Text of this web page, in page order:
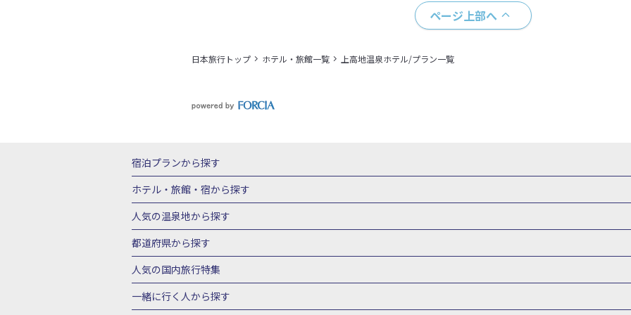
ページ上部へ
日本旅行トップ ホテル・旅館一覧 上高地温泉ホテル/プラン一覧
宿泊プランから探す
北海道
東北 青森県
栃木県
群馬県 北陸 富山県 石川県 福井県 甲信越 山梨県 新潟県 長野県 東海 静岡県
三重県
近畿 滋賀県 京都府 大阪府 兵庫県 奈良県 和歌山県 四国 徳島県 高知県 香川県
岡山県
広島県
ホテル・旅館・宿から探す
北海道ホテル・旅館
山形県ホテル・旅館
福島県ホテル・旅館 東京都ホテル・旅館 神奈川県ホテル・旅館
埼玉県ホ
千葉県ホテル・旅館
茨城県ホテル・旅館 栃木県ホテル・旅館 群馬県ホテル・旅館
富山県ホテ
石川県ホテル・旅館
静岡県ホテル・旅館
京都府ホテル・旅館
大阪府ホテル・旅館 兵庫県ホテル・旅館 奈良県ホテル・旅館 和歌山県ホテル・
人気の温泉地から探す
北海道
湯の川温泉(北海道)
川湯温泉(北海道)
層雲峡温泉(北海道) 知床温泉(北海道) 東北 花巻温泉(岩手) 蔵王温泉(山形)
かみ
鳴子温泉(宮城)
秋保温泉(宮城) 飯坂温泉(福島) 北陸 和倉温泉(石川) 宇奈月温泉(富山) あわら温泉(
鬼怒川温泉(栃木)
川治温泉(栃木)
都道府県から探す
北海道旅行・ツアー
山形旅行・ツアー
福島旅行・ツアー 関東 東京旅行・ツアー 神奈川旅行・ツアー 埼玉旅行・ツアー
茨城旅行・ツアー
栃木旅行・ツアー 群馬旅行・ツアー 北陸 富山旅行・ツアー 石川旅行・ツアー
人気の国内旅行特集
東京ディズニーリゾート®への旅
一緒に行く人から探す